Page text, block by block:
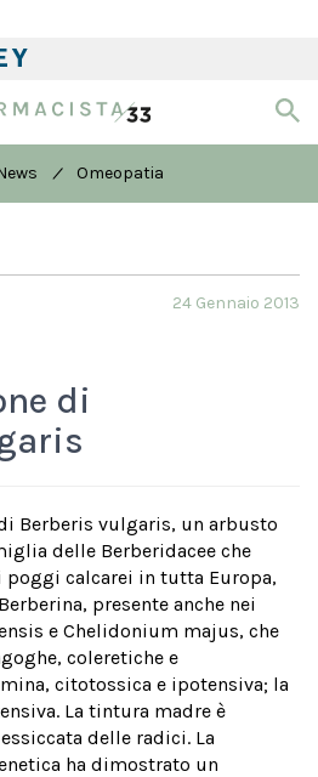
/ Omeopatia
24 Gennaio 2013
di
Berberis vulgaris, un arbusto
delle Berberidacee che
poggi calcarei in tutta Europa,
presente anche nei
e Chelidonium majus, che
coleretiche e
citotossica e ipotensiva; la
La tintura madre è
delle radici. La
ha dimostrato un